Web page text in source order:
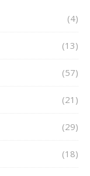
(4)
(13)
(57)
(21)
(29)
(18)